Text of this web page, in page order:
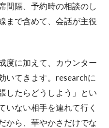
間隔、予約時の相談のし
まで含めて、会話が主役
度に加えて、カウンター
いてきます。researchに
したらどうしよう」とい
いない相手を連れて行く
から、華やかさだけでな